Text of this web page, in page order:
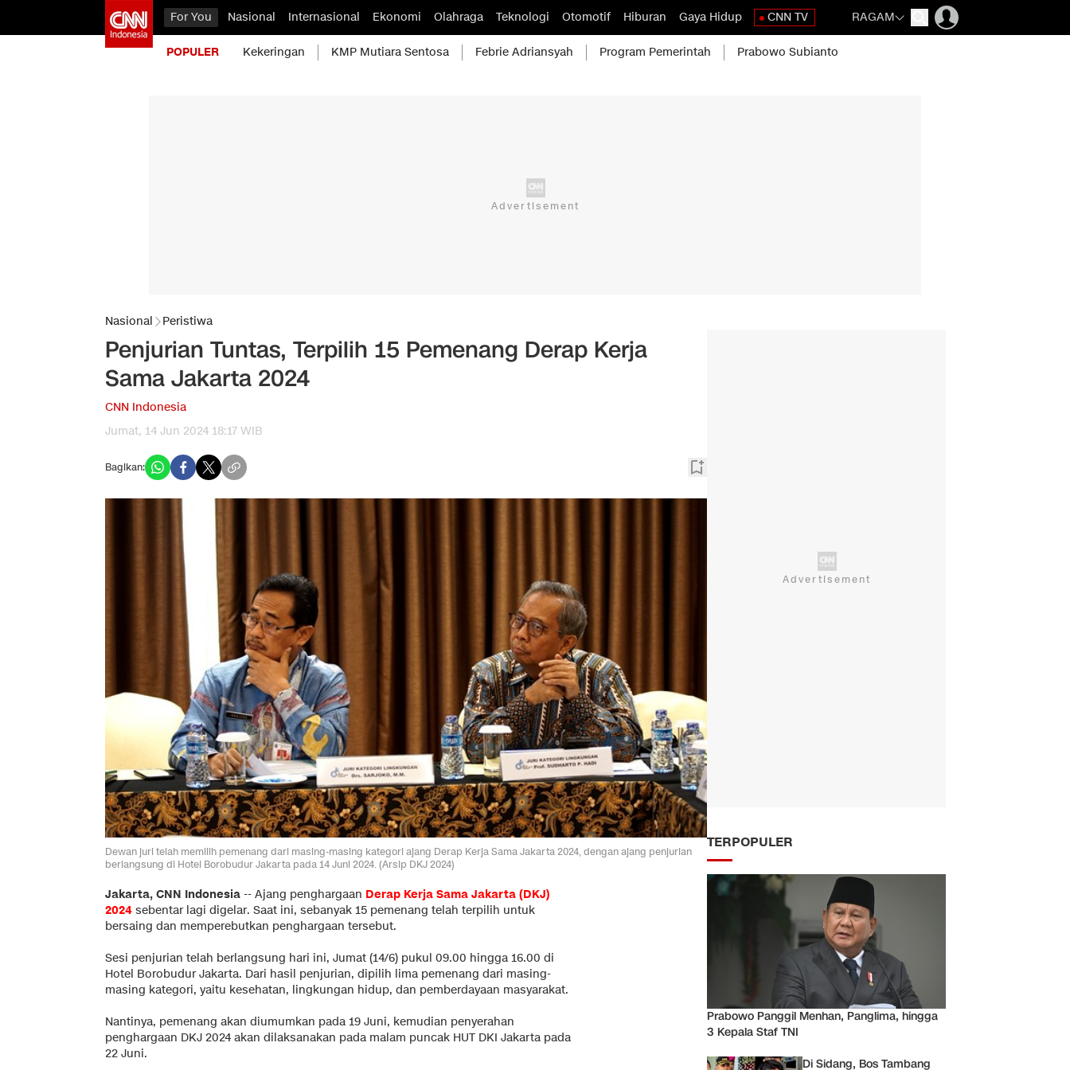
For You Nasional Internasional Ekonomi Olahraga Teknologi Otomotif Hiburan Gaya Hidup CNN TV RAGAM
POPULER Kekeringan KMP Mutiara Sentosa Febrie Adriansyah Program Pemerintah Prabowo Subianto
Nasional Peristiwa
Penjurian Tuntas, Terpilih 15 Pemenang Derap Kerja
Sama Jakarta 2024
CNN Indonesia
Jumat, 14 Jun 2024 18:17 WIB
Bagikan:
Dewan juri telah memilih pemenang dari masing-masing kategori ajang Derap Kerja Sama Jakarta 2024, dengan ajang penjurian
berlangsung di Hotel Borobudur Jakarta pada 14 Juni 2024. (Arsip DKJ 2024)
Jakarta, CNN Indonesia -- Ajang penghargaan Derap Kerja Sama Jakarta (DKJ)
2024 sebentar lagi digelar. Saat ini, sebanyak 15 pemenang telah terpilih untuk
bersaing dan memperebutkan penghargaan tersebut.
Sesi penjurian telah berlangsung hari ini, Jumat (14/6) pukul 09.00 hingga 16.00 di
Hotel Borobudur Jakarta. Dari hasil penjurian, dipilih lima pemenang dari masing-
masing kategori, yaitu kesehatan, lingkungan hidup, dan pemberdayaan masyarakat.
Nantinya, pemenang akan diumumkan pada 19 Juni, kemudian penyerahan
penghargaan DKJ 2024 akan dilaksanakan pada malam puncak HUT DKI Jakarta pada
22 Juni.
TERPOPULER
Prabowo Panggil Menhan, Panglima, hingga
3 Kepala Staf TNI
Di Sidang, Bos Tambang